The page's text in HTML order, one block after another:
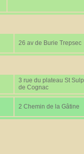
26 av de Burie Trepsec
3 rue du plateau St
de Cognac
2 Chemin de la Gâtine